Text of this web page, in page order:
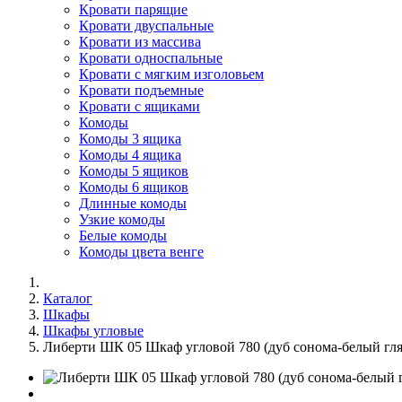
Кровати парящие
Кровати двуспальные
Кровати из массива
Кровати односпальные
Кровати с мягким изголовьем
Кровати подъемные
Кровати с ящиками
Комоды
Комоды 3 ящика
Комоды 4 ящика
Комоды 5 ящиков
Комоды 6 ящиков
Длинные комоды
Узкие комоды
Белые комоды
Комоды цвета венге
Каталог
Шкафы
Шкафы угловые
Либерти ШК 05 Шкаф угловой 780 (дуб сонома-белый